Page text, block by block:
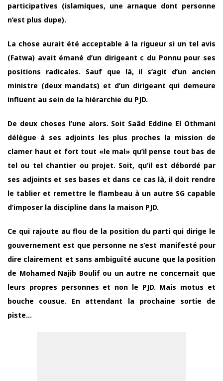
participatives (islamiques, une arnaque dont personne
n’est plus dupe).
La chose aurait été acceptable à la rigueur si un tel avis
(Fatwa) avait émané d’un dirigeant c du Ponnu pour ses
positions radicales. Sauf que là, il s’agit d’un ancien
ministre (deux mandats) et d’un dirigeant qui demeure
influent au sein de la hiérarchie du PJD.
De deux choses l’une alors. Soit Saâd Eddine El Othmani
délègue à ses adjoints les plus proches la mission de
clamer haut et fort tout «le mal» qu’il pense tout bas de
tel ou tel chantier ou projet. Soit, qu’il est débordé par
ses adjoints et ses bases et dans ce cas là, il doit rendre
le tablier et remettre le flambeau à un autre SG capable
d’imposer la discipline dans la maison PJD.
Ce qui rajoute au flou de la position du parti qui dirige le
gouvernement est que personne ne s’est manifesté pour
dire clairement et sans ambiguïté aucune que la position
de Mohamed Najib Boulif ou un autre ne concernait que
leurs propres personnes et non le PJD. Mais motus et
bouche cousue. En attendant la prochaine sortie de
piste…